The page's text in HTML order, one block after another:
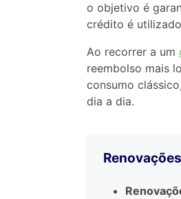
o objetivo é
crédito é
Ao recorrer a um
reembolso mais
consumo
dia a dia.